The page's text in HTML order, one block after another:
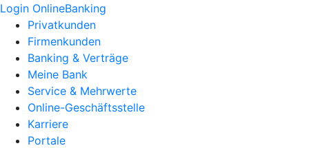
Login OnlineBanking
Privatkunden
Firmenkunden
Banking & Verträge
Meine Bank
Service & Mehrwerte
Online-Geschäftsstelle
Karriere
Portale